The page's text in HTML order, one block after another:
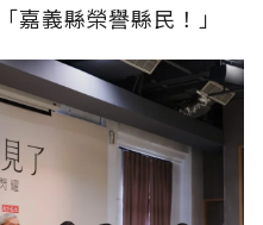
嘉義縣榮譽縣民！」